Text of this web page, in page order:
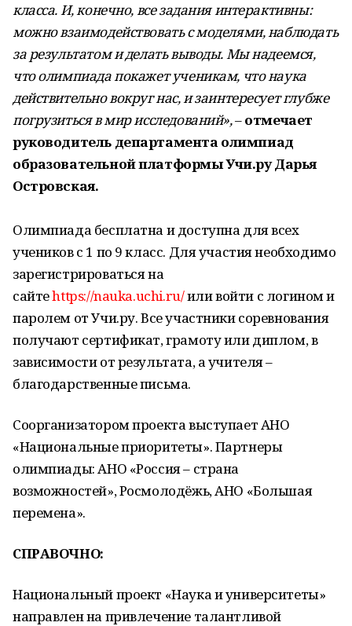
класса. И, конечно, все задания интерактивны:
можно взаимодействовать с моделями, наблюдать
за результатом и делать выводы. Мы надеемся,
что олимпиада покажет ученикам, что наука
действительно вокруг нас, и заинтересует глубже
погрузиться в мир исследований»,–отмечает
руководитель департамента олимпиад
образовательной платформы Учи.ру Дарья
Островская.
Олимпиада бесплатна и доступна для всех
учеников с 1 по 9 класс. Для участия необходимо
зарегистрироваться на
сайтеhttps://nauka.uchi.ru/или войти с логином и
паролем от Учи.ру. Все участники соревнования
получают сертификат, грамоту или диплом, в
зависимости от результата, а учителя –
благодарственные письма.
Соорганизатором проекта выступает АНО
«Национальные приоритеты». Партнеры
олимпиады: АНО «Россия – страна
возможностей», Росмолодёжь, АНО «Большая
перемена».
СПРАВОЧНО:
Национальный проект «Наука и университеты»
направлен на привлечение талантливой